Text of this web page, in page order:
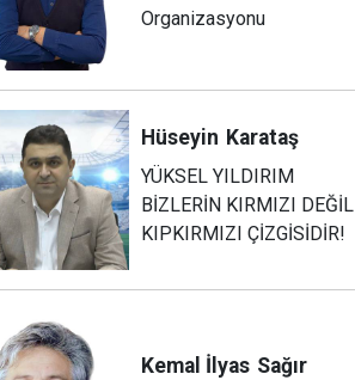
Organizasyonu
Hüseyin Karataş
YÜKSEL YILDIRIM
BİZLERİN KIRMIZI DEĞİL
KIPKIRMIZI ÇİZGİSİDİR!
Kemal İlyas Sağır